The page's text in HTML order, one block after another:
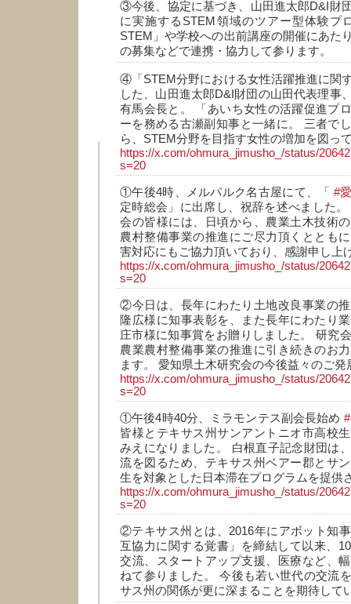
③今後、協定に基づき、山田進太郎D&I財
に実施するSTEM領域のツアー型体験プ
STEM」や学校への出前講座の開催にあた
の募集などで連携・協力して参ります。
④「STEM分野における女性活躍推進に関
した、山田進太郎D&I財団の山田代表理事
有馬会長と。 「あいち女性の活躍促進プ
ーを務める古瀬副知事と一緒に。 三者で
ら、STEM分野を目指す女性の増加を図っ
https://x.com/ohmura_jimusho_/status/
s=20
①午後4時、メルパルク名古屋にて、「 #
定時総会」に出席し、祝辞を述べました
会の皆様には、日頃から、農業土木技術
農村整備事業の推進にご尽力頂くととも
害対応にもご協力頂いており、感謝申し上
https://x.com/ohmura_jimusho_/status/
s=20
②今日は、長年にわたり土地改良事業の
隆広様に知事表彰を、また長年にわたり
庄市様に知事賞をお贈りしました。 研究
農業農村整備事業の推進に引き続きのお
ます。 愛知県土木研究会の今後益々のご
https://x.com/ohmura_jimusho_/status/
s=20
①午後4時40分、ミラモンテス副会長始め
皆様とテキサス州サンアントニオ市高校
みえになりました。 白根直子記念財団は
流を図るため、テキサス州ベアー郡とサ
生を対象とした日本滞在プログラムを提供
https://x.com/ohmura_jimusho_/status/
s=20
②テキサス州とは、2016年にアボット知
互協力に関する覚書」を締結して以来、
交流、スタートアップ支援、医療など、
ねて参りました。 今後も若い世代の交流
サス州の関係が更に深まることを期待して